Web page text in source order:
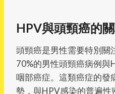
HPV與頭頸癌的
頭頸癌是男性需要特別關
70%的男性頭頸癌病例與
咽部癌症。這類癌症的發
勢，與HPV感染的普遍性